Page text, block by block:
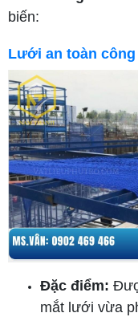
biến:
Lưới an toàn
Đặc điểm:
mắt lưới vừa